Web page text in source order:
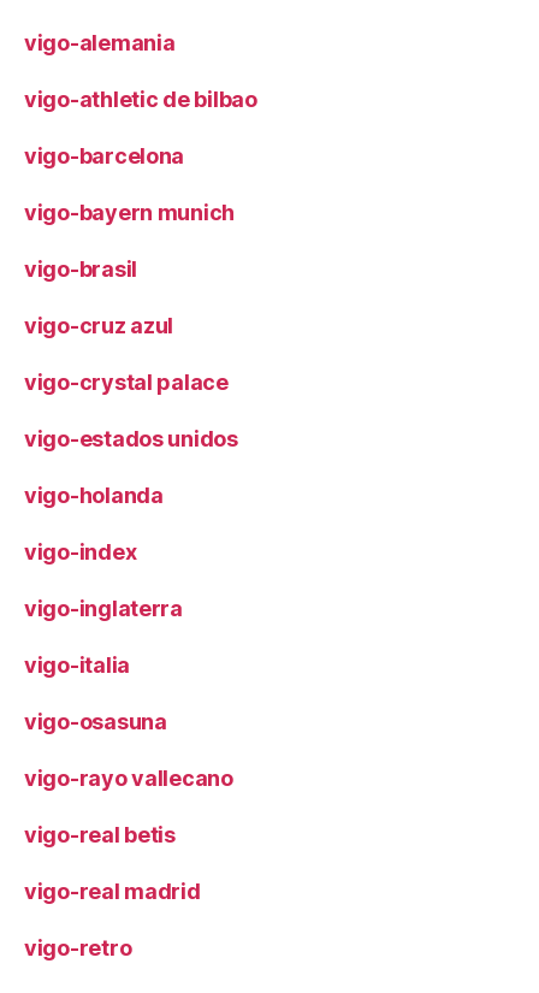
vigo-alemania
vigo-athletic de bilbao
vigo-barcelona
vigo-bayern munich
vigo-brasil
vigo-cruz azul
vigo-crystal palace
vigo-estados unidos
vigo-holanda
vigo-index
vigo-inglaterra
vigo-italia
vigo-osasuna
vigo-rayo vallecano
vigo-real betis
vigo-real madrid
vigo-retro